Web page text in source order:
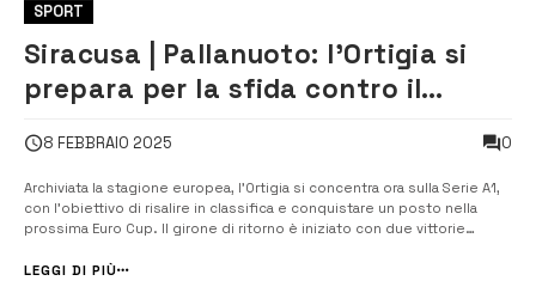
SPORT
Siracusa | Pallanuoto: l’Ortigia si
prepara per la sfida contro il
8 FEBBRAIO 2025 0
Archiviata la stagione europea, l’Ortigia si concentra ora sulla Serie A1,
con l’obiettivo di risalire in classifica e conquistare un posto nella
prossima Euro Cup. Il girone di ritorno è iniziato con due vittorie
per la squadra di Piccardo. La sconfitta in Coppa cont...
LEGGI DI PIÙ